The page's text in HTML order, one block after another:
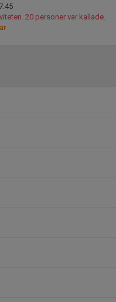
20 personer var kallade.